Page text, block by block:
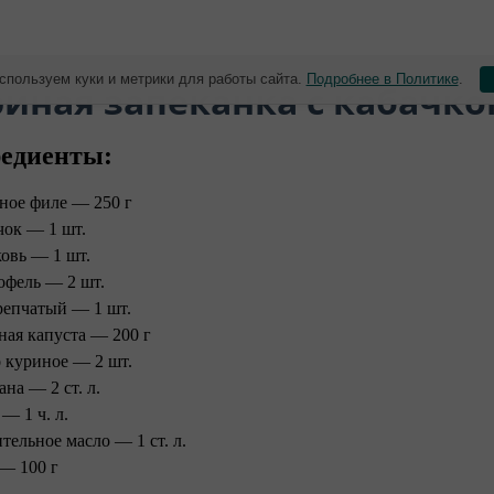
запеканка с
филе — 250 г
— 1 шт.
— 1 шт.
— 2 шт.
— 1 шт.
капуста — 200 г
куриное — 2 шт.
— 2 ст. л.
— 1 ч. л.
масло — 1 ст. л.
100 г
куки и метрики для работы сайта. Подробнее в Политике.